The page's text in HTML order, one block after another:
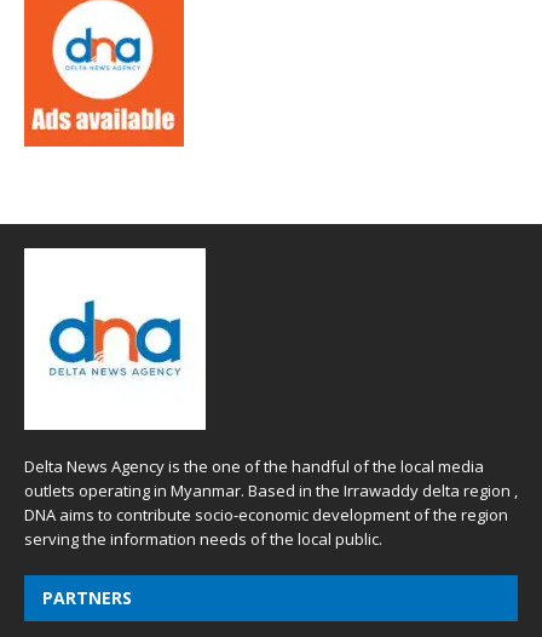
Delta News Agency is the one of the handful of the local media
outlets operating in Myanmar. Based in the Irrawaddy delta region ,
DNA aims to contribute socio-economic development of the region
serving the information needs of the local public.
PARTNERS